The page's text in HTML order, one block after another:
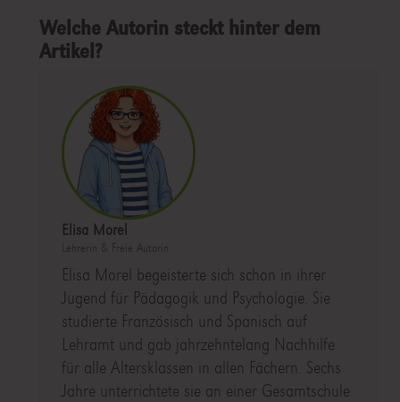
Welche Autorin steckt hinter dem
Artikel?
Elisa Morel
Lehrerin & Freie Autorin
Elisa Morel begeisterte sich schon in ihrer
Jugend für Pädagogik und Psychologie. Sie
studierte Französisch und Spanisch auf
Lehramt und gab jahrzehntelang Nachhilfe
für alle Altersklassen in allen Fächern. Sechs
Jahre unterrichtete sie an einer Gesamtschule